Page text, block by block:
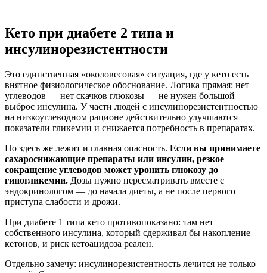
Кето при диабете 2 типа и
инсулинорезистентности
Это единственная «околовесовая» ситуация, где у кето есть
внятное физиологическое обоснование. Логика прямая: нет
углеводов — нет скачков глюкозы — не нужен большой
выброс инсулина. У части людей с инсулинорезистентностью
на низкоуглеводном рационе действительно улучшаются
показатели гликемии и снижается потребность в препаратах.
Но здесь же лежит и главная опасность. Если вы принимаете
сахароснижающие препараты или инсулин, резкое
сокращение углеводов может уронить глюкозу до
гипогликемии. Дозы нужно пересматривать вместе с
эндокринологом — до начала диеты, а не после первого
приступа слабости и дрожи.
При диабете 1 типа кето противопоказано: там нет
собственного инсулина, который сдерживал бы накопление
кетонов, и риск кетоацидоза реален.
Отдельно замечу: инсулинорезистентность лечится не только